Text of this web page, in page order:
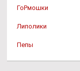
ГоРмошки
Липолики
Пепы